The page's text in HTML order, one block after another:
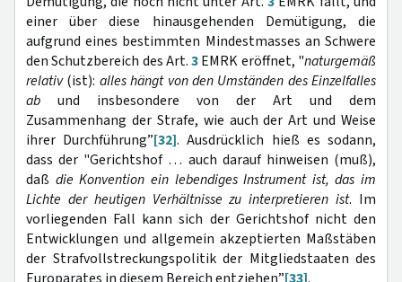
einer über diese hinausgehenden Demütigung, die
aufgrund eines bestimmten Mindestmasses an Schwere
den Schutzbereich des Art.3EMRK eröffnet, "naturgemäß
relativ(ist): alles hängt von den Umständen des Einzelfalles
ab und insbesondere von der Art und dem
Zusammenhang der Strafe, wie auch der Art und Weise
ihrer Durchführung”[32]. Ausdrücklich hieß es sodann,
dass der "Gerichtshof … auch darauf hinweisen (muß),
daß die Konvention ein lebendiges Instrument ist, das im
Lichte der heutigen Verhältnisse zu interpretieren ist. Im
vorliegenden Fall kann sich der Gerichtshof nicht den
Entwicklungen und allgemein akzeptierten Maßstäben
der Strafvollstreckungspolitik der Mitgliedstaaten des